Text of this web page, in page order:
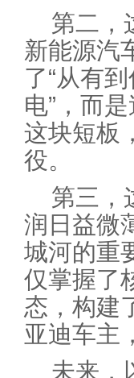
第二，
新能源汽
了“从有
电”，而
这块短板
役。
第三，
润日益微
城河的重
仅掌握了
态，构建
亚迪车主
未来，